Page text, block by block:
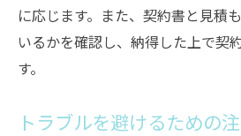
に応じます。また、契約書と見積
いるかを確認し、納得した上で契
す。
トラブルを避けるための